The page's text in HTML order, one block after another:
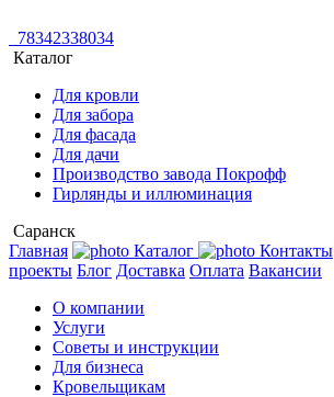
78342338034
Каталог
Для кровли
Для забора
Для фасада
Для дачи
Производство завода Покрофф
Гирлянды и иллюминация
Саранск
Главная
Каталог Контакты
проекты Блог Доставка Оплата Вакансии
О компании
Услуги
Советы и инструкции
Для бизнеса
Кровельщикам